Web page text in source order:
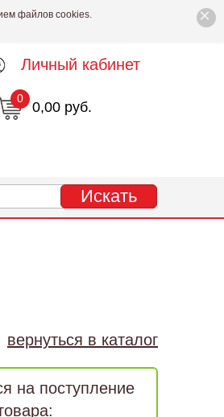
×
файлов cookies.
Личный кабинет
0,00 руб.
0
вернуться в каталог
на поступление